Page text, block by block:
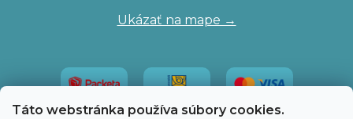
Táto webstránka používa súbory cookies.
Ukázať na mape →